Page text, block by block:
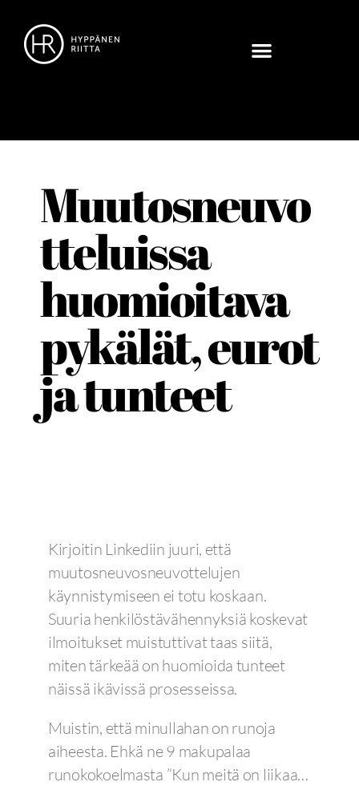
Muutosneuvo
tteluissa
huomioitava
pykälät, eurot
ja tunteet
Kirjoitin Linkediin juuri, että
muutosneuvosneuvottelujen
käynnistymiseen ei totu koskaan.
Suuria henkilöstävähennyksiä koskevat
ilmoitukset muistuttivat taas siitä,
miten tärkeää on huomioida tunteet
näissä ikävissä prosesseissa.
Muistin, että minullahan on runoja
aiheesta. Ehkä ne 9 makupalaa
runokokoelmasta ”Kun meitä on liikaa…